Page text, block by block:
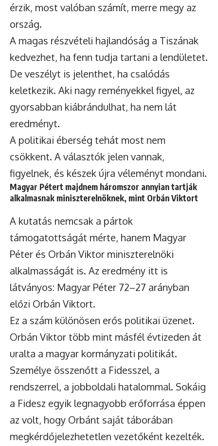
érzik, most valóban számít, merre megy az
ország.
A magas részvételi hajlandóság a Tiszának
kedvezhet, ha fenn tudja tartani a lendületet.
De veszélyt is jelenthet, ha csalódás
keletkezik. Aki nagy reményekkel figyel, az
gyorsabban kiábrándulhat, ha nem lát
eredményt.
A politikai éberség tehát most nem
csökkent. A választók jelen vannak,
figyelnek, és készek újra véleményt mondani.
Magyar Pétert majdnem háromszor annyian tartják
alkalmasnak miniszterelnöknek, mint Orbán Viktort
A kutatás nemcsak a pártok
támogatottságát mérte, hanem Magyar
Péter és Orbán Viktor miniszterelnöki
alkalmasságát is. Az eredmény itt is
látványos: Magyar Péter 72–27 arányban
előzi Orbán Viktort.
Ez a szám különösen erős politikai üzenet.
Orbán Viktor több mint másfél évtizeden át
uralta a magyar kormányzati politikát.
Személye összenőtt a Fidesszel, a
rendszerrel, a jobboldali hatalommal. Sokáig
a Fidesz egyik legnagyobb erőforrása éppen
az volt, hogy Orbánt saját táborában
megkérdőjelezhetetlen vezetőként kezelték.